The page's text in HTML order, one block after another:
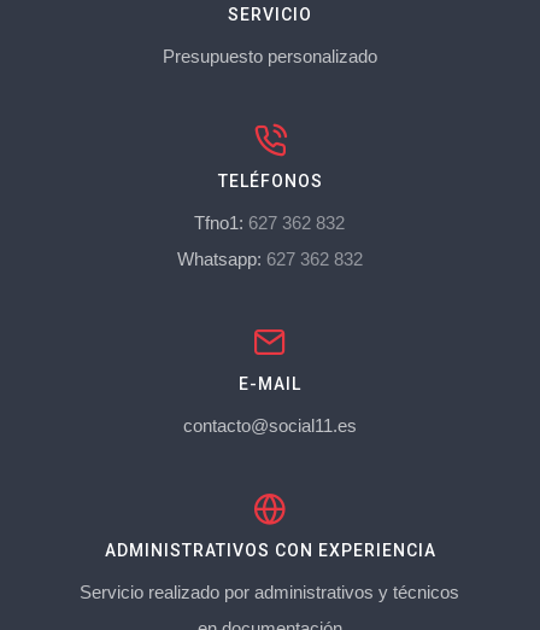
SERVICIO
Presupuesto personalizado
TELÉFONOS
Tfno1: 627 362 832
Whatsapp: 627 362 832
E-MAIL
contacto@social11.es
ADMINISTRATIVOS CON EXPERIENCIA
Servicio realizado por administrativos y técnicos